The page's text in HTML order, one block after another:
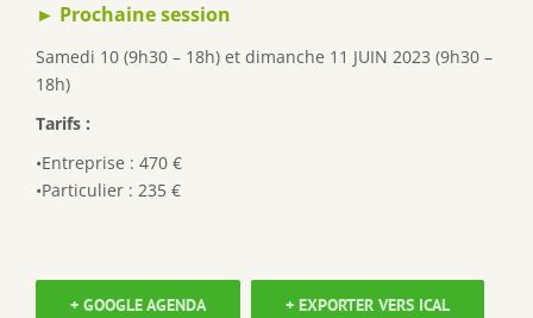
► Prochaine session
Samedi 10 (9h30 – 18h) et dimanche 11 JUIN 2023 (9h30 –
18h)
Tarifs :
•Entreprise : 470 €
•Particulier : 235 €
+ GOOGLE AGENDA + EXPORTER VERS ICAL